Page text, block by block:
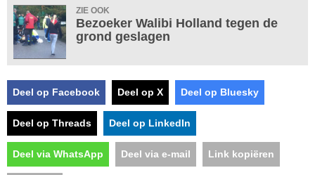
ZIE OOK
Bezoeker Walibi Holland tegen de
grond geslagen
Deel op Facebook Deel op X Deel op Bluesky
Deel op Threads Deel op LinkedIn
Deel via WhatsApp Deel via e-mail Link kopiëren